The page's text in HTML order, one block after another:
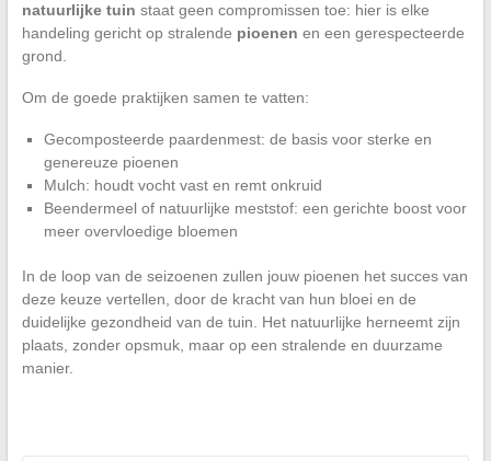
natuurlijke tuin staat geen compromissen toe: hier is elke
handeling gericht op stralende pioenen en een gerespecteerde
grond.
Om de goede praktijken samen te vatten:
Gecomposteerde paardenmest: de basis voor sterke en
genereuze pioenen
Mulch: houdt vocht vast en remt onkruid
Beendermeel of natuurlijke meststof: een gerichte boost voor
meer overvloedige bloemen
In de loop van de seizoenen zullen jouw pioenen het succes van
deze keuze vertellen, door de kracht van hun bloei en de
duidelijke gezondheid van de tuin. Het natuurlijke herneemt zijn
plaats, zonder opsmuk, maar op een stralende en duurzame
manier.